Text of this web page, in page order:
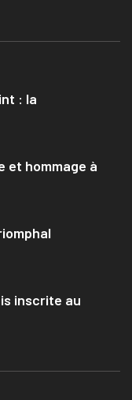
: la
et hommage à
inscrite au